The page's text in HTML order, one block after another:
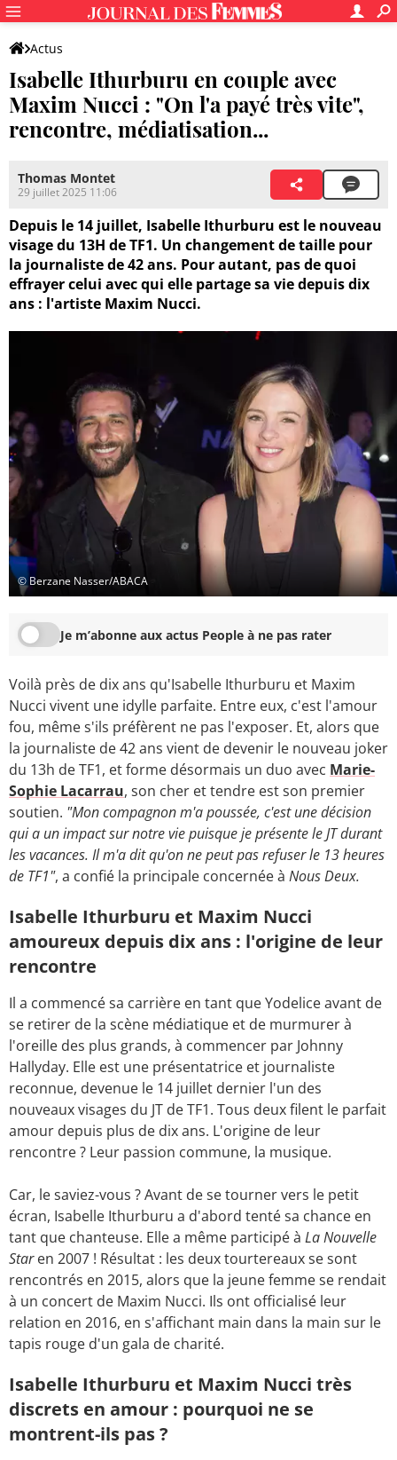
Actus
Isabelle Ithurburu en couple avec
Maxim Nucci : "On l'a payé très vite",
rencontre, médiatisation...
Thomas Montet
29 juillet 2025 11:06
Depuis le 14 juillet, Isabelle Ithurburu est le nouveau
visage du 13H de TF1. Un changement de taille pour
la journaliste de 42 ans. Pour autant, pas de quoi
effrayer celui avec qui elle partage sa vie depuis dix
ans : l'artiste Maxim Nucci.
© Berzane Nasser/ABACA
Je m’abonne aux actus People à ne pas rater
Voilà près de dix ans qu'Isabelle Ithurburu et Maxim
Nucci vivent une idylle parfaite. Entre eux, c'est l'amour
fou, même s'ils préfèrent ne pas l'exposer. Et, alors que
la journaliste de 42 ans vient de devenir le nouveau joker
du 13h de TF1, et forme désormais un duo avec Marie-
Sophie Lacarrau, son cher et tendre est son premier
soutien. "Mon compagnon m'a poussée, c'est une décision
qui a un impact sur notre vie puisque je présente le JT durant
les vacances. Il m'a dit qu'on ne peut pas refuser le 13 heures
de TF1", a confié la principale concernée à Nous Deux.
Isabelle Ithurburu et Maxim Nucci
amoureux depuis dix ans : l'origine de leur
rencontre
Il a commencé sa carrière en tant que Yodelice avant de
se retirer de la scène médiatique et de murmurer à
l'oreille des plus grands, à commencer par Johnny
Hallyday. Elle est une présentatrice et journaliste
reconnue, devenue le 14 juillet dernier l'un des
nouveaux visages du JT de TF1. Tous deux filent le parfait
amour depuis plus de dix ans. L'origine de leur
rencontre ? Leur passion commune, la musique.
Car, le saviez-vous ? Avant de se tourner vers le petit
écran, Isabelle Ithurburu a d'abord tenté sa chance en
tant que chanteuse. Elle a même participé à La Nouvelle
Staren 2007 ! Résultat : les deux tourtereaux se sont
rencontrés en 2015, alors que la jeune femme se rendait
à un concert de Maxim Nucci. Ils ont officialisé leur
relation en 2016, en s'affichant main dans la main sur le
tapis rouge d'un gala de charité.
Isabelle Ithurburu et Maxim Nucci très
discrets en amour : pourquoi ne se
montrent-ils pas ?